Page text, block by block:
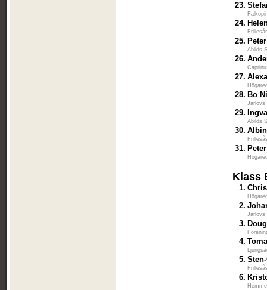
23.
24.
25.
Abilds
26.
27.
28. Bo
Järlövs
29.
Abilds
30.
31.
Klass
1.
2.
Järlövs
3.
4.
5.
6.